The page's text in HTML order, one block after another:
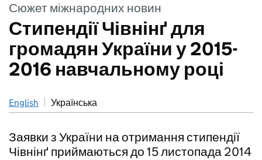
Сюжет міжнародних новин
Стипендії Чівнінґ для
громадян України у 2015-
2016 навчальному році
English Українська
Заявки з України на отримання стипендії
Чівнінґ приймаються до 15 листопада 2014